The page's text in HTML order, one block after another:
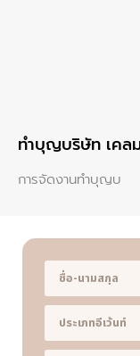
ทําบุญบริษัท เคล
การจัดงานทำบุญบ